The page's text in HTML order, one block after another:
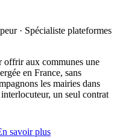
· Spécialiste plateformes
offrir aux communes une
en France, sans
les mairies dans
un seul contrat
savoir plus